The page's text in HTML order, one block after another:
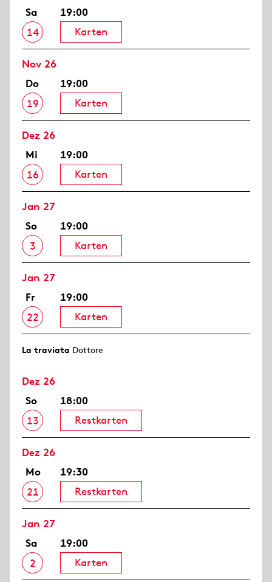
Sa
14
19:00
Karten
Nov 26
Do
19
19:00
Karten
Dez 26
Mi
16
19:00
Karten
Jan 27
So
3
19:00
Karten
Jan 27
Fr
22
19:00
Karten
La traviata Dottore
Dez 26
So
13
18:00
Restkarten
Dez 26
Mo
21
19:30
Restkarten
Jan 27
Sa
2
19:00
Karten